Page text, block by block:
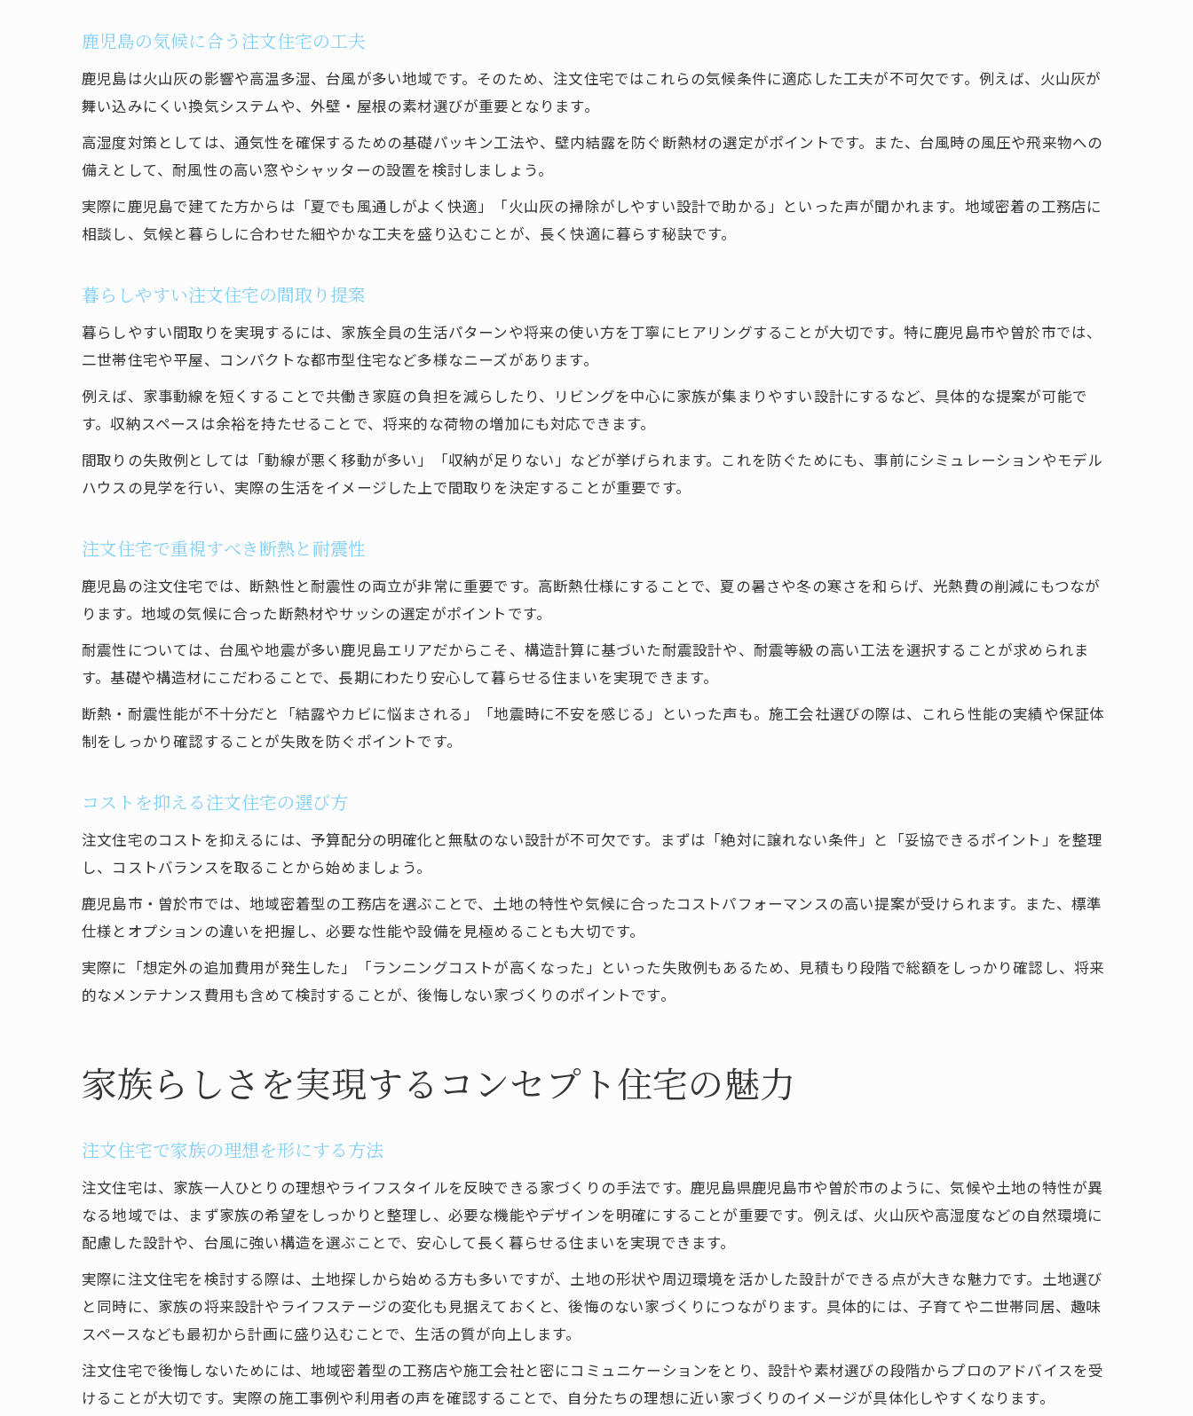
注文住宅の見積もりで確認すべき点
工務店と注文住宅の信頼関係の築き方
注文住宅で失敗しない計画の始め方
注文住宅に必要な情報収集の進め方
予算内で理想を実現する注文住宅術
後悔しないための注文住宅選びの秘訣
信頼できる会社の注文住宅の特徴とは
保証やアフターサービスも注文住宅で重視
注文住宅選びで重視すべき性能とコスト
暮らしに寄り添う家づくりの実体験から学ぶ
注文住宅を建てた家族の体験談を紹介
注文住宅の実例から学ぶ失敗と成功
注文住宅で後悔しないための実践ポイント
鹿児島の気候に合う注文住宅の工夫
鹿児島は火山灰の影響や高温多湿、台風が多い地域です。そのため、注文住宅ではこれらの気候条件に適応した工夫が不可欠です。例えば、火山灰が
舞い込みにくい換気システムや、外壁・屋根の素材選びが重要となります。
高湿度対策としては、通気性を確保するための基礎パッキン工法や、壁内結露を防ぐ断熱材の選定がポイントです。また、台風時の風圧や飛来物への
備えとして、耐風性の高い窓やシャッターの設置を検討しましょう。
実際に鹿児島で建てた方からは「夏でも風通しがよく快適」「火山灰の掃除がしやすい設計で助かる」といった声が聞かれます。地域密着の工務店に
相談し、気候と暮らしに合わせた細やかな工夫を盛り込むことが、長く快適に暮らす秘訣です。
暮らしやすい注文住宅の間取り提案
暮らしやすい間取りを実現するには、家族全員の生活パターンや将来の使い方を丁寧にヒアリングすることが大切です。特に鹿児島市や曽於市では、
二世帯住宅や平屋、コンパクトな都市型住宅など多様なニーズがあります。
例えば、家事動線を短くすることで共働き家庭の負担を減らしたり、リビングを中心に家族が集まりやすい設計にするなど、具体的な提案が可能で
す。収納スペースは余裕を持たせることで、将来的な荷物の増加にも対応できます。
間取りの失敗例としては「動線が悪く移動が多い」「収納が足りない」などが挙げられます。これを防ぐためにも、事前にシミュレーションやモデル
ハウスの見学を行い、実際の生活をイメージした上で間取りを決定することが重要です。
注文住宅で重視すべき断熱と耐震性
鹿児島の注文住宅では、断熱性と耐震性の両立が非常に重要です。高断熱仕様にすることで、夏の暑さや冬の寒さを和らげ、光熱費の削減にもつなが
ります。地域の気候に合った断熱材やサッシの選定がポイントです。
耐震性については、台風や地震が多い鹿児島エリアだからこそ、構造計算に基づいた耐震設計や、耐震等級の高い工法を選択することが求められま
す。基礎や構造材にこだわることで、長期にわたり安心して暮らせる住まいを実現できます。
断熱・耐震性能が不十分だと「結露やカビに悩まされる」「地震時に不安を感じる」といった声も。施工会社選びの際は、これら性能の実績や保証体
制をしっかり確認することが失敗を防ぐポイントです。
コストを抑える注文住宅の選び方
注文住宅のコストを抑えるには、予算配分の明確化と無駄のない設計が不可欠です。まずは「絶対に譲れない条件」と「妥協できるポイント」を整理
し、コストバランスを取ることから始めましょう。
鹿児島市・曽於市では、地域密着型の工務店を選ぶことで、土地の特性や気候に合ったコストパフォーマンスの高い提案が受けられます。また、標準
仕様とオプションの違いを把握し、必要な性能や設備を見極めることも大切です。
実際に「想定外の追加費用が発生した」「ランニングコストが高くなった」といった失敗例もあるため、見積もり段階で総額をしっかり確認し、将来
的なメンテナンス費用も含めて検討することが、後悔しない家づくりのポイントです。
家族らしさを実現するコンセプト住宅の魅力
注文住宅で家族の理想を形にする方法
注文住宅は、家族一人ひとりの理想やライフスタイルを反映できる家づくりの手法です。鹿児島県鹿児島市や曽於市のように、気候や土地の特性が異
なる地域では、まず家族の希望をしっかりと整理し、必要な機能やデザインを明確にすることが重要です。例えば、火山灰や高湿度などの自然環境に
配慮した設計や、台風に強い構造を選ぶことで、安心して長く暮らせる住まいを実現できます。
実際に注文住宅を検討する際は、土地探しから始める方も多いですが、土地の形状や周辺環境を活かした設計ができる点が大きな魅力です。土地選び
と同時に、家族の将来設計やライフステージの変化も見据えておくと、後悔のない家づくりにつながります。具体的には、子育てや二世帯同居、趣味
スペースなども最初から計画に盛り込むことで、生活の質が向上します。
注文住宅で後悔しないためには、地域密着型の工務店や施工会社と密にコミュニケーションをとり、設計や素材選びの段階からプロのアドバイスを受
けることが大切です。実際の施工事例や利用者の声を確認することで、自分たちの理想に近い家づくりのイメージが具体化しやすくなります。
お問い合わせ・資料請求はこちら
お問い合わせ・資料請求はこちら